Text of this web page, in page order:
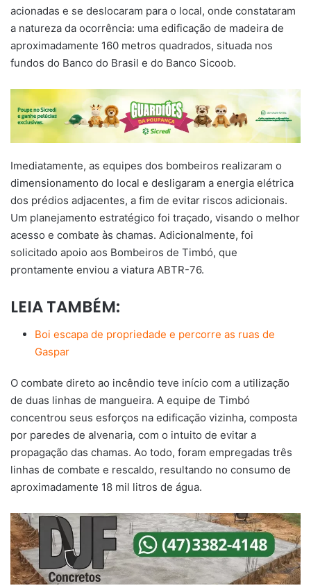
acionadas e se deslocaram para o local, onde constataram
a natureza da ocorrência: uma edificação de madeira de
aproximadamente 160 metros quadrados, situada nos
fundos do Banco do Brasil e do Banco Sicoob.
Imediatamente, as equipes dos bombeiros realizaram o
dimensionamento do local e desligaram a energia elétrica
dos prédios adjacentes, a fim de evitar riscos adicionais.
Um planejamento estratégico foi traçado, visando o melhor
acesso e combate às chamas. Adicionalmente, foi
solicitado apoio aos Bombeiros de Timbó, que
prontamente enviou a viatura ABTR-76.
LEIA TAMBÉM:
Boi escapa de propriedade e percorre as ruas de
Gaspar
O combate direto ao incêndio teve início com a utilização
de duas linhas de mangueira. A equipe de Timbó
concentrou seus esforços na edificação vizinha, composta
por paredes de alvenaria, com o intuito de evitar a
propagação das chamas. Ao todo, foram empregadas três
linhas de combate e rescaldo, resultando no consumo de
aproximadamente 18 mil litros de água.